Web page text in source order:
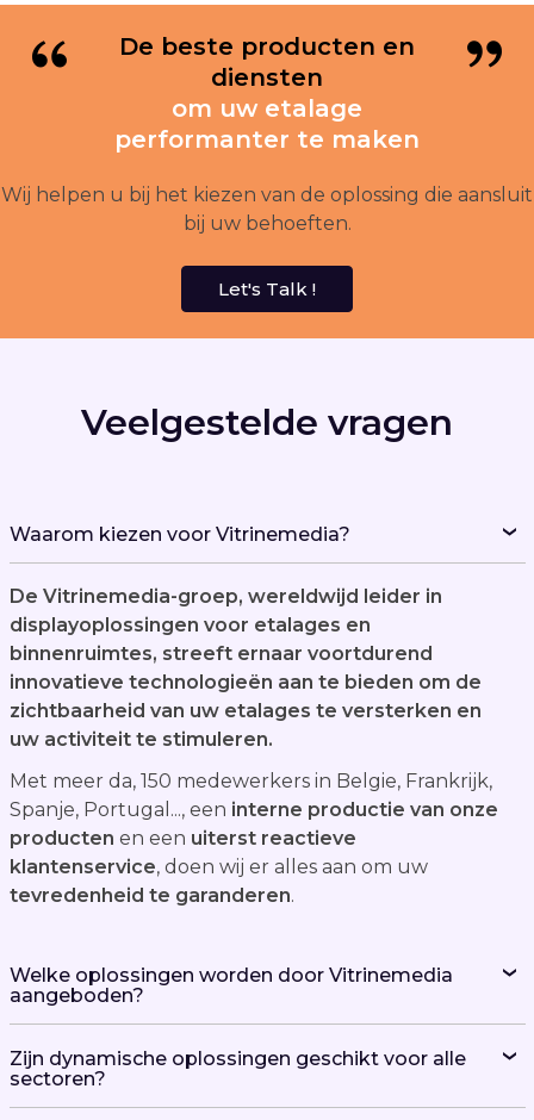
De beste producten en
diensten
om uw etalage
performanter te maken
Wij helpen u bij het kiezen van de oplossing die aansluit
bij uw behoeften.
Let's Talk !
Veelgestelde vragen
Waarom kiezen voor Vitrinemedia?
De Vitrinemedia-groep, wereldwijd leider in
displayoplossingen voor etalages en
binnenruimtes, streeft ernaar voortdurend
innovatieve technologieën aan te bieden om de
zichtbaarheid van uw etalages te versterken en
uw activiteit te stimuleren.
Met meer da, 150 medewerkers in Belgie, Frankrijk,
Spanje, Portugal..., een interne productie van onze
producten en een uiterst reactieve
klantenservice, doen wij er alles aan om uw
tevredenheid te garanderen.
Welke oplossingen worden door Vitrinemedia
aangeboden?
Zijn dynamische oplossingen geschikt voor alle
sectoren?